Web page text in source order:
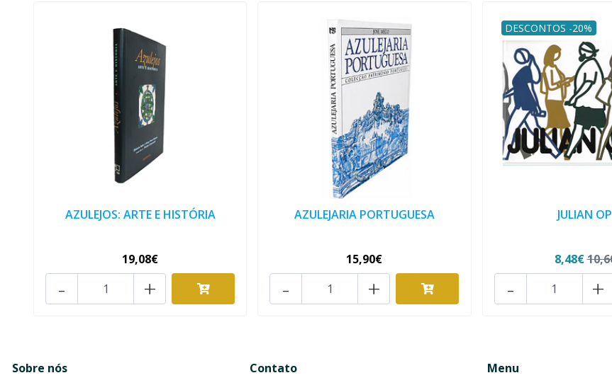
AZULEJOS: ARTE E HISTÓRIA
19,08€
+
-
AZULEJARIA PORTUGUESA
15,90€
+
-
DESCONTOS -20%
JULIAN
8,48€
+
-
Sobre nós Contato Menu